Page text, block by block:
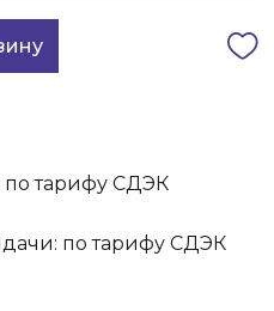
по тарифу СДЭК
по тарифу СДЭК